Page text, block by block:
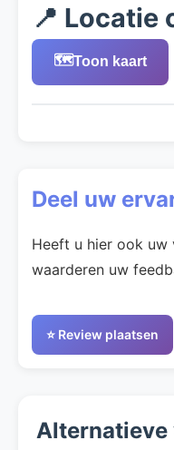
📍 Locatie
🗺️Toon kaart
Deel uw
Heeft u hier ook uw
waarderen uw
⭐ Review plaatsen
Alternatieve